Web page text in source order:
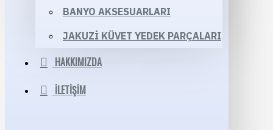
BANYO AKSESUARLARI
JAKUZI KÜVET YEDEK PARÇALARI
HAKKIMIZDA
İLETIŞIM